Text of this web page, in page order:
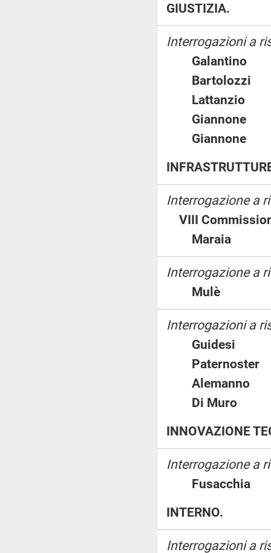
GIUSTIZIA.
Interrogazioni a
Lattanzio
Giannone
Giannone
Interrogazione a
VIII
Maraia
Interrogazione a
Mulè
Interrogazioni a
Guidesi
Di Muro
INNOVAZIONE
Interrogazione a
INTERNO.
Interrogazioni a